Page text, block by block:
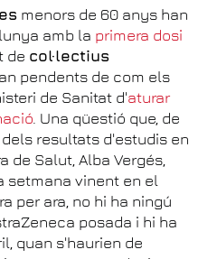
menors de 60 anys han
amb la primera dosi
de col·lectius
pendents de com els
de Sanitat d'aturar
. Una qüestió que, de
resultats d'estudis en
de Salut, Alba Vergés,
setmana vinent en el
per ara, no hi ha ningú
posada i hi ha
quan s'haurien de